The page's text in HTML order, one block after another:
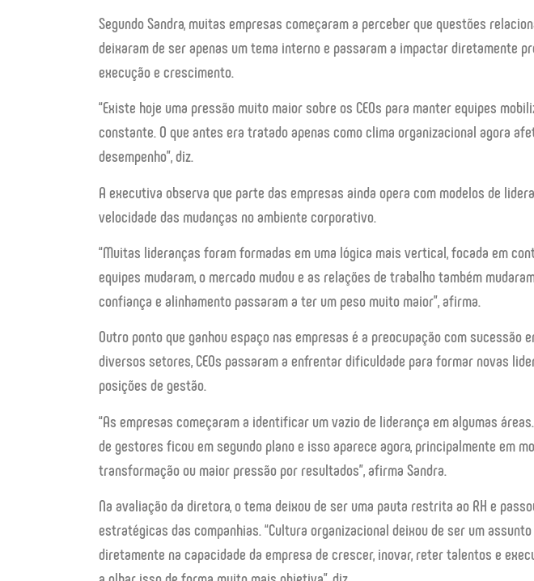
Segundo Sandra, muitas empresas começaram a perceber que questões
deixaram de ser apenas um tema interno e passaram a impactar diretamente
execução e crescimento.
“Existe hoje uma pressão muito maior sobre os CEOs para manter equipes
constante. O que antes era tratado apenas como clima organizacional agora
desempenho”, diz.
A executiva observa que parte das empresas ainda opera com modelos de
velocidade das mudanças no ambiente corporativo.
“Muitas lideranças foram formadas em uma lógica mais vertical, focada em
equipes mudaram, o mercado mudou e as relações de trabalho também
confiança e alinhamento passaram a ter um peso muito maior”, afirma.
Outro ponto que ganhou espaço nas empresas é a preocupação com sucessão
diversos setores, CEOs passaram a enfrentar dificuldade para formar novas
posições de gestão.
“As empresas começaram a identificar um vazio de liderança em algumas
de gestores ficou em segundo plano e isso aparece agora, principalmente em
transformação ou maior pressão por resultados”, afirma Sandra.
Na avaliação da diretora, o tema deixou de ser uma pauta restrita ao RH e
estratégicas das companhias. “Cultura organizacional deixou de ser um
diretamente na capacidade da empresa de crescer, inovar, reter talentos e